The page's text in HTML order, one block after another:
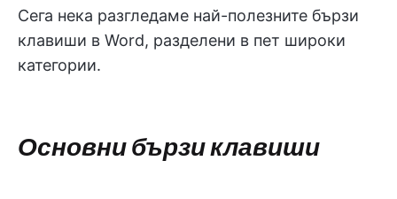
Сега нека разгледаме най-полезните бързи
клавиши в Word, разделени в пет широки
категории.
Основни бързи клавиши